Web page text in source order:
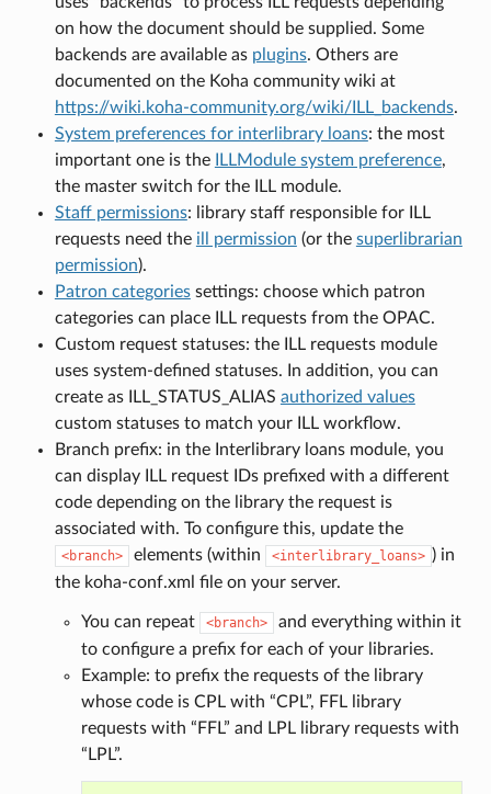
on how the document should be supplied. Some
backends are available as plugins. Others are
documented on the Koha community wiki at
https://wiki.koha-community.org/wiki/ILL_backends.
System preferences for interlibrary loans: the most
important one is the
ILLModule system preference,
the master switch for the ILL module.
Staff permissions: library staff responsible for ILL
requests need the ill permission (or the superlibrarian
permission).
Patron categoriessettings: choose which patron
categories can place ILL requests from the OPAC.
Custom request statuses: the ILL requests module
uses system-defined statuses. In addition, you can
create as ILL_STATUS_ALIAS authorized values
custom statuses to match your ILL workflow.
Branch prefix: in the Interlibrary loans module, you
can display ILL request IDs prefixed with a different
code depending on the library the request is
associated with. To configure this, update the
<branch> elements (within <interlibrary_loans> ) in
the koha-conf.xml file on your server.
You can repeat <branch>
and everything within it
to configure a prefix for each of your libraries.
Example: to prefix the requests of the library
whose code is CPL with “CPL”, FFL library
requests with “FFL” and LPL library requests with
“LPL”.